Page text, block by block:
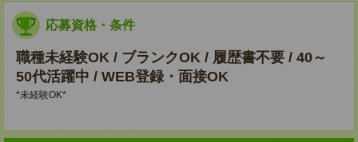
応募資格・条件
職種未経験OK / ブランクOK / 履歴書不要 / 40～
50代活躍中 / WEB登録・面接OK
*未経験OK*